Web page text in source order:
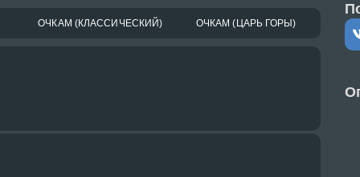
ОЧКАМ (КЛАССИЧЕСКИЙ) ОЧКАМ (ЦАРЬ ГОРЫ)